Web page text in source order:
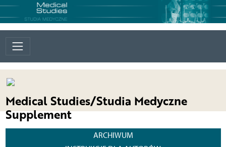
Medical Studies/Studia Medyczne
Supplement
ARCHIWUM